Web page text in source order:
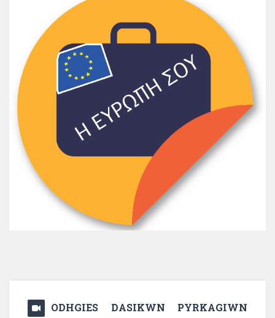
ODHGIES DASIKWN PYRKAGIWN